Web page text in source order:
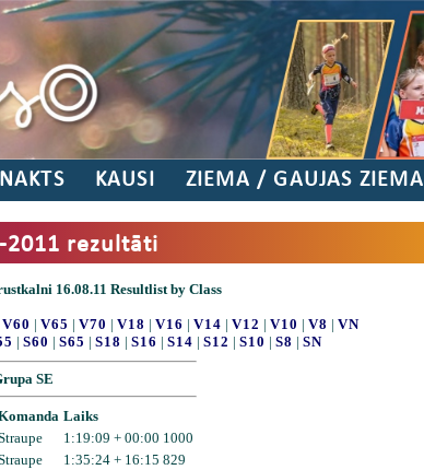
NAKTS KAUSI ZIEMA / GAUJAS ZIEMA
2011 rezultāti
16.08.11 Resultlist by Class
V60 | V65 | V70 | V18 | V16 | V14 | V12 | V10 | V8 | VN
| S60 | S65 | S18 | S16 | S14 | S12 | S10 | S8 | SN
SE
Laiks
1:19:09 + 00:00 1000
1:35:24 + 16:15 829